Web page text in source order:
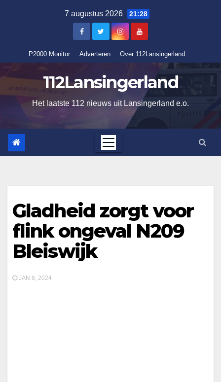
7 augustus 2026 21:28
P2000 Monitor Adverteren Over 112Lansingerland
112Lansingerland
Het laatste 112 nieuws uit Lansingerland e.o.
Gladheid zorgt voor
flink ongeval N209
Bleiswijk
JAN 8, 2024